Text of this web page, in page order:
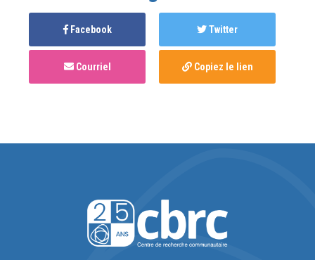
Facebook Twitter
Courriel Copiez le lien